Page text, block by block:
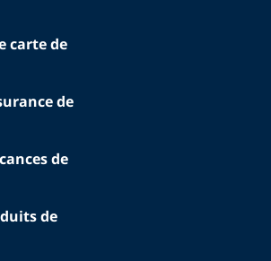
carte de
de
de
de